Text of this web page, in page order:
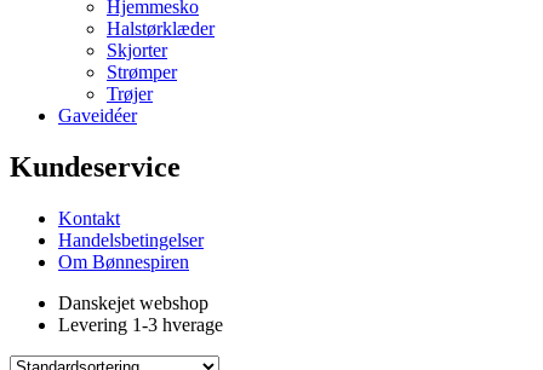
Hjemmesko
Halstørklæder
Skjorter
Strømper
Trøjer
Gaveidéer
Kundeservice
Kontakt
Handelsbetingelser
Om Bønnespiren
Danskejet webshop
Levering 1-3 hverage